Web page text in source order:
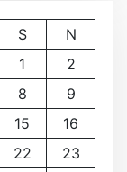
S
N
1
2
8
9
15
16
22
23